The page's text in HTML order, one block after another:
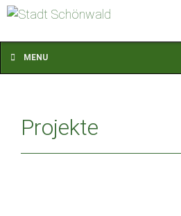
MENU
Projekte